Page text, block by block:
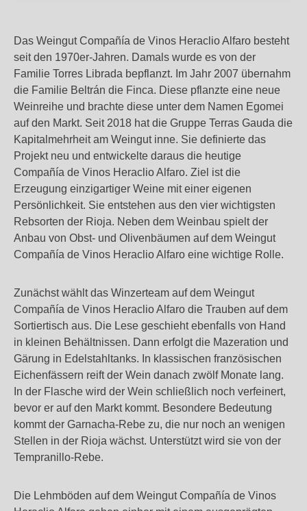
Das Weingut Compañía de Vinos Heraclio Alfaro besteht
seit den 1970er-Jahren. Damals wurde es von der
Familie Torres Librada bepflanzt. Im Jahr 2007 übernahm
die Familie Beltrán die Finca. Diese pflanzte eine neue
Weinreihe und brachte diese unter dem Namen Egomei
auf den Markt. Seit 2018 hat die Gruppe Terras Gauda die
Kapitalmehrheit am Weingut inne. Sie definierte das
Projekt neu und entwickelte daraus die heutige
Compañía de Vinos Heraclio Alfaro. Ziel ist die
Erzeugung einzigartiger Weine mit einer eigenen
Persönlichkeit. Sie entstehen aus den vier wichtigsten
Rebsorten der Rioja. Neben dem Weinbau spielt der
Anbau von Obst- und Olivenbäumen auf dem Weingut
Compañía de Vinos Heraclio Alfaro eine wichtige Rolle.
Zunächst wählt das Winzerteam auf dem Weingut
Compañía de Vinos Heraclio Alfaro die Trauben auf dem
Sortiertisch aus. Die Lese geschieht ebenfalls von Hand
in kleinen Behältnissen. Dann erfolgt die Mazeration und
Gärung in Edelstahltanks. In klassischen französischen
Eichenfässern reift der Wein danach zwölf Monate lang.
In der Flasche wird der Wein schließlich noch verfeinert,
bevor er auf den Markt kommt. Besondere Bedeutung
kommt der Garnacha-Rebe zu, die nur noch an wenigen
Stellen in der Rioja wächst. Unterstützt wird sie von der
Tempranillo-Rebe.
Die Lehmböden auf dem Weingut Compañía de Vinos